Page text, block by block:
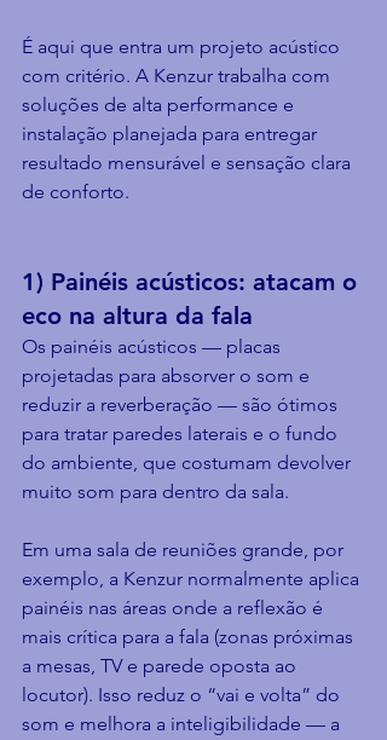
É aqui que entra um projeto acústico
com critério. A Kenzur trabalha com
soluções de alta performance e
instalação planejada para entregar
resultado mensurável e sensação clara
de conforto.
1) Painéis acústicos: atacam o
eco na altura da fala
Os painéis acústicos — placas
projetadas para absorver o som e
reduzir a reverberação — são ótimos
para tratar paredes laterais e o fundo
do ambiente, que costumam devolver
muito som para dentro da sala.
Em uma sala de reuniões grande, por
exemplo, a Kenzur normalmente aplica
painéis nas áreas onde a reflexão é
mais crítica para a fala (zonas próximas
a mesas, TV e parede oposta ao
locutor). Isso reduz o “vai e volta” do
som e melhora a inteligibilidade — a